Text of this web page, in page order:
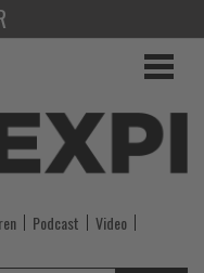
Podcast
Video